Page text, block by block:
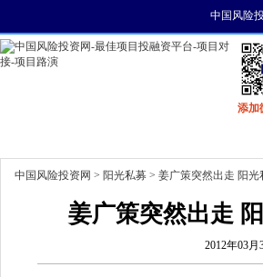
中国风险
添加
中国风险投资网 > 阳光私募 > 姜广策突然出走 阳光
姜广策突然出走
2012年03月